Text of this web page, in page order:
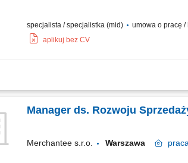
specjalista / specjalistka (mid) umowa o pracę /
aplikuj bez CV
Samodzielne wyszukiwanie i selekcja
Manager ds. Rozwoju
Merchantee s.r.o. Warszawa praca